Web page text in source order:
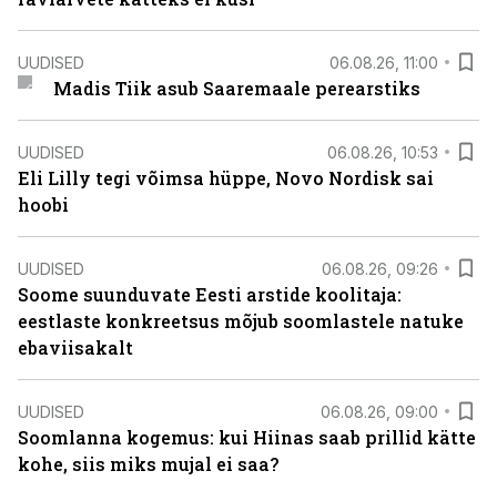
UUDISED 06.08.26, 11:00
Madis Tiik asub Saaremaale perearstiks
UUDISED 06.08.26, 10:53
Eli Lilly tegi võimsa hüppe, Novo Nordisk sai
hoobi
UUDISED 06.08.26, 09:26
Soome suunduvate Eesti arstide koolitaja:
eestlaste konkreetsus mõjub soomlastele natuke
ebaviisakalt
UUDISED 06.08.26, 09:00
Soomlanna kogemus: kui Hiinas saab prillid kätte
kohe, siis miks mujal ei saa?